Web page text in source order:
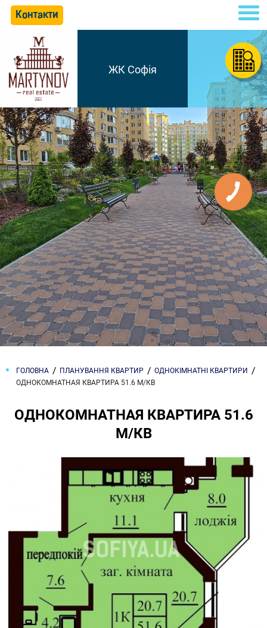
Контакти
ЖК Софія
ГОЛОВНА ПЛАНУВАННЯ КВАРТИР
ОДНОКІМНАТНІ КВАРТИРИ
ОДНОКОМНАТНАЯ КВАРТИРА 51.6 М/КВ
ОДНОКОМНАТНАЯ КВАРТИРА 51.6
М/КВ